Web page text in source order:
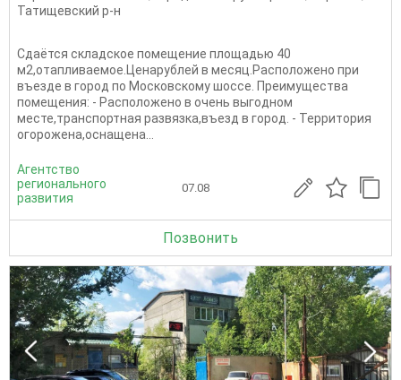
Татищевский р-н
Сдаётся складское помещение площадью 40
м2,отапливаемое.Ценарублей в месяц.Расположено при
въезде в город по Московскому шоссе. Преимущества
помещения: - Расположено в очень выгодном
месте,транспортная развязка,въезд в город. - Территория
огорожена,оснащена...
Агентство
регионального
развития
07.08
Позвонить